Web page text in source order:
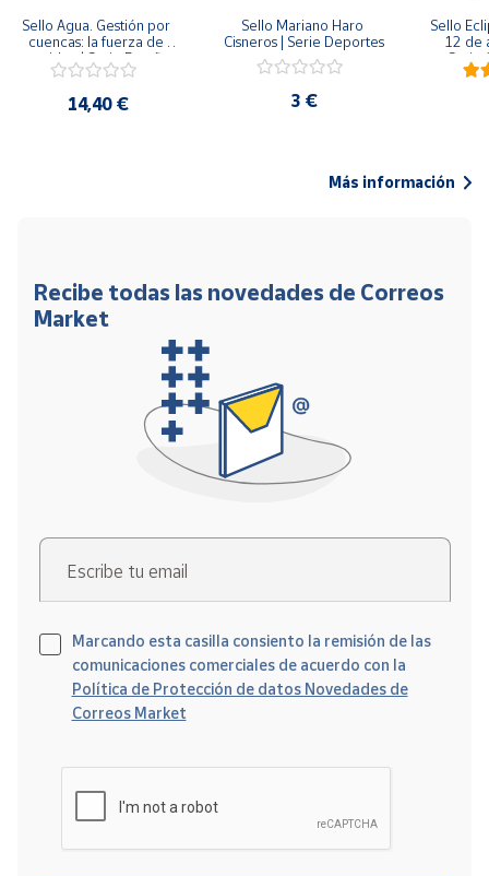
Sello Agua. Gestión por
cuencas: la fuerza de
una idea.| Serie España
ES| Pliego Premium
14,40 €
Sello Mariano Haro
Cisneros | Serie Deportes
3 €
Sello
12 de
Serie
Más información
Recibe todas las novedades de Correos
Market
Escribe tu email
Marcando esta casilla consiento la remisión de las
comunicaciones comerciales de acuerdo con la
Política de Protección de datos Novedades de
Correos Market